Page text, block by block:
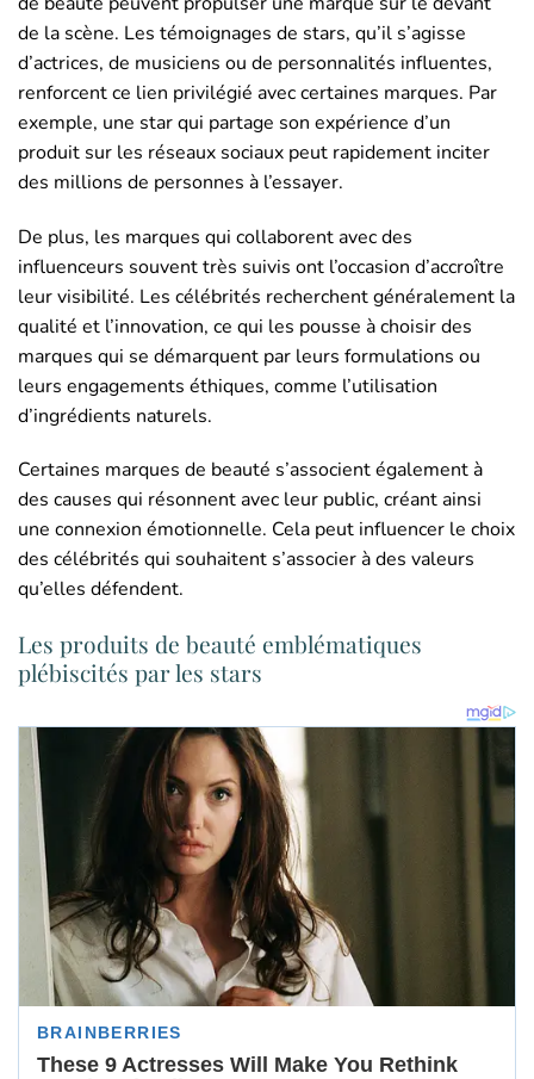
de la scène. Les témoignages de stars, qu’il s’agisse
d’actrices, de musiciens ou de personnalités influentes,
renforcent ce lien privilégié avec certaines marques. Par
exemple, une star qui partage son expérience d’un
produit sur les réseaux sociaux peut rapidement inciter
des millions de personnes à l’essayer.
De plus, les marques qui collaborent avec des
influenceurs souvent très suivis ont l’occasion d’accroître
leur visibilité. Les célébrités recherchent généralement la
qualité et l’innovation, ce qui les pousse à choisir des
marques qui se démarquent par leurs formulations ou
leurs engagements éthiques, comme l’utilisation
d’ingrédients naturels.
Certaines marques de beauté s’associent également à
des causes qui résonnent avec leur public, créant ainsi
une connexion émotionnelle. Cela peut influencer le choix
des célébrités qui souhaitent s’associer à des valeurs
qu’elles défendent.
Les produits de beauté emblématiques
plébiscités par les stars